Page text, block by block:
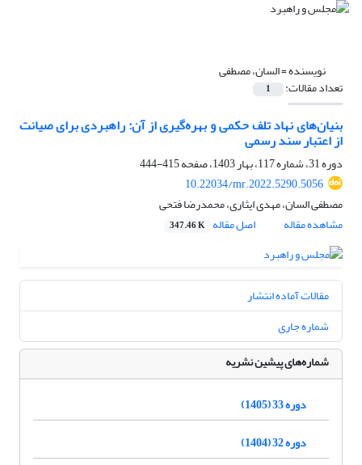
نویسنده =السان، مصطفی
تعداد مقالات: 1
بنیان‌های نهاد تلف حکمی و بهره‌گیری از آن: راهبردی برای صیانت
از اعتبار سند رسمی
دوره 31، شماره 117، بهار 1403، صفحه
415-444
10.22034/mr.2022.5290.5056
مصطفی السان، مهدی ایثاری، محمدرضا فتحی
مشاهده مقاله
اصل مقاله 347.46 K
مقالات آماده انتشار
شماره جاری
شماره‌های پیشین نشریه
دوره 33 (1405)
دوره 32 (1404)